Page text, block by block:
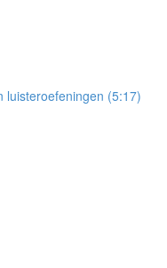
luisteroefeningen (5:17)